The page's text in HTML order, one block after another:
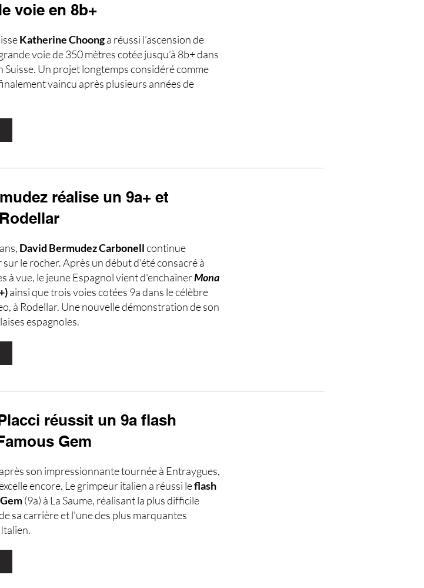
voie en 8b+
Katherine Choonga réussi l’ascension de
voie de 350 mètres cotée jusqu’à 8b+ dans
Suisse. Un projet longtemps considéré comme
vaincu après plusieurs années de
réalise un 9a+ et
David Bermudez Carbonellcontinue
le rocher. Après un début d'été consacré à
à vue, le jeune Espagnol vient d'enchaînerMona
ainsi que trois voies cotées 9a dans le célèbre
à Rodellar. Une nouvelle démonstration de son
espagnoles.
réussit un 9a flash
Gem
son impressionnante tournée à Entraygues,
encore. Le grimpeur italien a réussi leflash
(9a) à La Saume, réalisant la plus difficile
sa carrière et l'une des plus marquantes